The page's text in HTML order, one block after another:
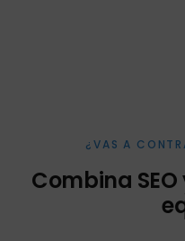
¿VAS A
Combina SEO